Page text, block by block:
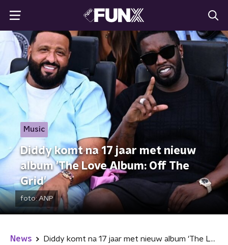
Music
Diddy komt na 17 jaar met nieuw
album 'The Love Album: Off The
Grid'
foto:ANP
News Diddy komt na 17 jaar met nieuw album 'The Love Album: Off The Grid'